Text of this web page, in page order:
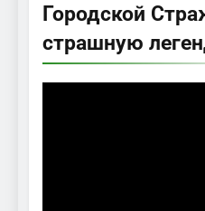
Городской
страшную